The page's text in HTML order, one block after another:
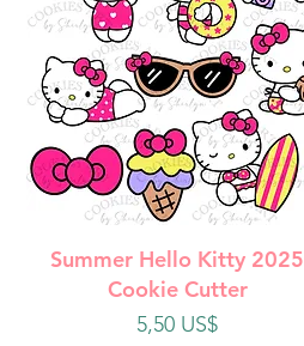
Vista rápida
Summer Hello Kitty 2025
Cookie Cutter
Precio
5,50 US$